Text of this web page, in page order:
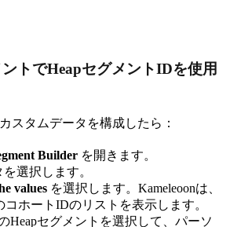
トでHeapセグメントIDを使用
スタムデータを構成したら：
Builder を開きます。
選択します。
values を選択します。Kameleoonは、
コホートIDのリストを表示します。
Heapセグメントを選択して、パーソ